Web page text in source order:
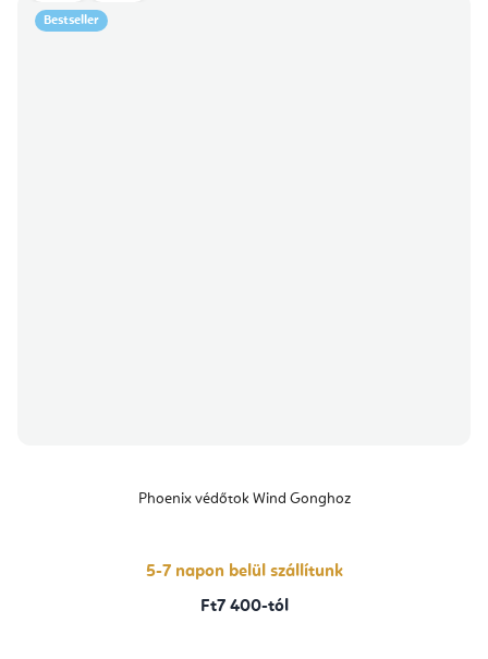
Bestseller
Phoenix védőtok Wind Gonghoz
5-7 napon belül szállítunk
Ft7 400-tól